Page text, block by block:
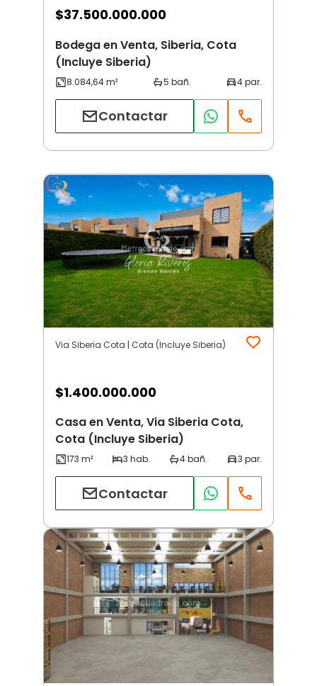
$37.500.000.000
Bodega en Venta, Siberia, Cota
(Incluye Siberia)
Contactar
Via Siberia Cota | Cota (Incluye Siberia)
$1.400.000.000
Casa en Venta, Via Siberia Cota,
Cota (Incluye Siberia)
Contactar